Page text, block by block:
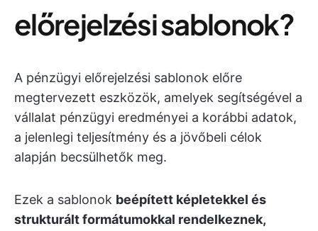
előrejelzési sablonok?
A pénzügyi előrejelzési sablonok előre
megtervezett eszközök, amelyek segítségével a
vállalat pénzügyi eredményei a korábbi adatok,
a jelenlegi teljesítmény és a jövőbeli célok
alapján becsülhetők meg.
Ezek a sablonok beépített képletekkel és
strukturált formátumokkal rendelkeznek,